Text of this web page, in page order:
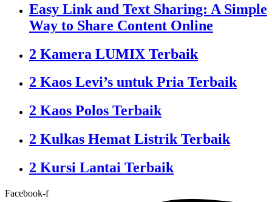
Easy Link and Text Sharing: A Simple
Way to Share Content Online
2 Kamera LUMIX Terbaik
2 Kaos Levi’s untuk Pria Terbaik
2 Kaos Polos Terbaik
2 Kulkas Hemat Listrik Terbaik
2 Kursi Lantai Terbaik
Facebook-f